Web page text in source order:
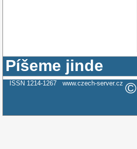
Píšeme jinde
ISSN 1214-1267 www.czech-server.cz